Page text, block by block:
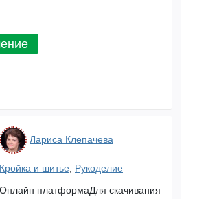
Лариса Клепачева
Кройка и шитье Рукоделие
Онлайн платформаДля скачивания